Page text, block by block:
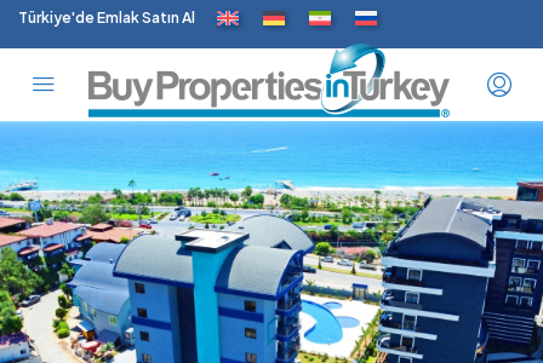
Türkiye'de Emlak Satın Al